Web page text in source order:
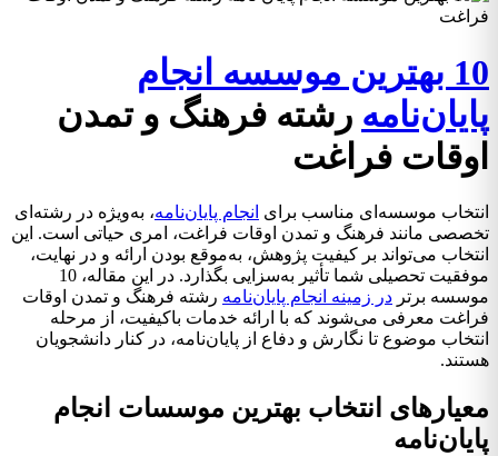
10 بهترین موسسه انجام
پایان‌نامه رشته فرهنگ و تمدن
اوقات فراغت
انتخاب موسسه‌ای مناسب برای انجام پایان‌نامه، به‌ویژه در رشته‌ای
تخصصی مانند فرهنگ و تمدن اوقات فراغت، امری حیاتی است. این
انتخاب می‌تواند بر کیفیت پژوهش، به‌موقع بودن ارائه و در نهایت،
موفقیت تحصیلی شما تأثیر به‌سزایی بگذارد. در این مقاله، 10
موسسه برتر در زمینه انجام پایان‌نامه رشته فرهنگ و تمدن اوقات
فراغت معرفی می‌شوند که با ارائه خدمات باکیفیت، از مرحله
انتخاب موضوع تا نگارش و دفاع از پایان‌نامه، در کنار دانشجویان
هستند.
معیارهای انتخاب بهترین موسسات انجام
پایان‌نامه